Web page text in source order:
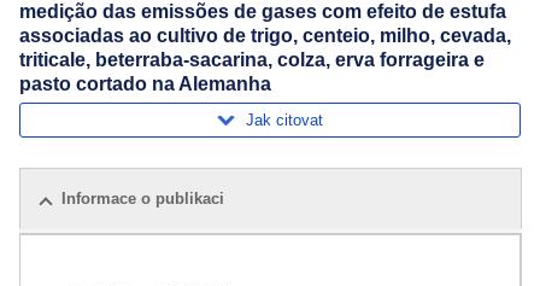
medição das emissões de gases com efeito de estufa
associadas ao cultivo de trigo, centeio, milho, cevada,
triticale, beterraba-sacarina, colza, erva forrageira e
pasto cortado na Alemanha
Jak citovat
Informace o publikaci